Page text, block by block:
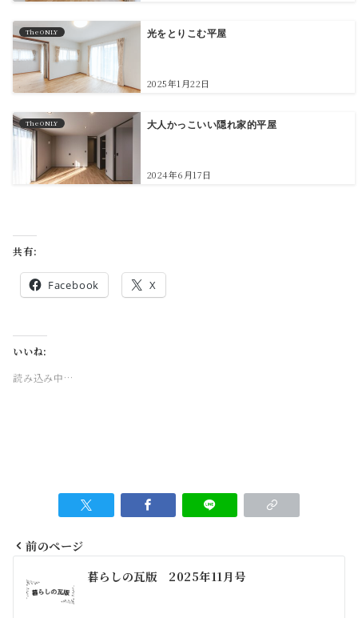
The ONLY 光をとりこむ平屋
2025年1月22日
The ONLY 大人かっこいい隠れ家的平屋
2024年6月17日
共有:
Facebook X
いいね:
読み込み中…
稿
前のページ
暮らしの瓦版 2025年11月号